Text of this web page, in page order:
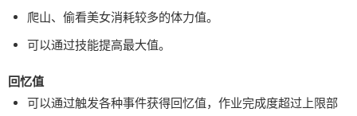
爬山、偷看美女消耗较多的体力值。
可以通过技能提高最大值。
回忆值
可以通过触发各种事件获得回忆值，作业完成度超过上限部